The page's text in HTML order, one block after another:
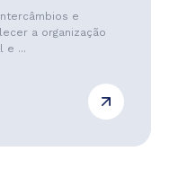
e
a organização
e ...